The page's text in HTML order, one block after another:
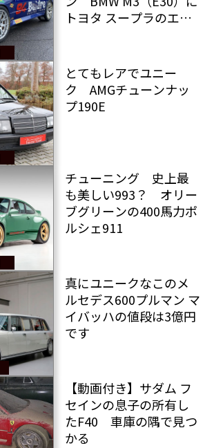
トヨタ スープラのエン
とてもレアでユニー
ク AMGチューンナッ
プ190E
チューニング 史上最
も美しい993？ オリー
ブグリーンの400馬力ポ
ルシェ911
真にユニークなこのメ
ルセデス600プルマン マ
イバッハの値段は3億円
です
【動画付き】サダム フ
セインの息子の所有し
たF40 車庫の隅で見つ
かる